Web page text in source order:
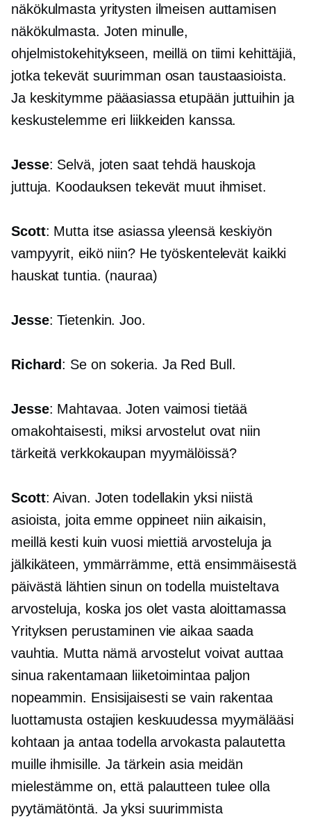
näkökulmasta yritysten ilmeisen auttamisen
näkökulmasta. Joten minulle,
ohjelmistokehitykseen, meillä on tiimi kehittäjiä,
jotka tekevät suurimman osan taustaasioista.
Ja keskitymme pääasiassa etupään juttuihin ja
keskustelemme eri liikkeiden kanssa.
Jesse: Selvä, joten saat tehdä hauskoja
juttuja. Koodauksen tekevät muut ihmiset.
Scott: Mutta itse asiassa yleensä keskiyön
vampyyrit, eikö niin? He työskentelevät kaikki
hauskat tuntia. (nauraa)
Jesse: Tietenkin. Joo.
Richard: Se on sokeria. Ja Red Bull.
Jesse: Mahtavaa. Joten vaimosi tietää
omakohtaisesti, miksi arvostelut ovat niin
tärkeitäverkkokaupan myymälöissä?
Scott: Aivan. Joten todellakin yksi niistä
asioista, joita emme oppineet niin aikaisin,
meillä kesti kuin vuosi miettiä arvosteluja ja
jälkikäteen, ymmärrämme, että ensimmäisestä
päivästä lähtien sinun on todella muisteltava
arvosteluja, koska jos olet vasta aloittamassa
Yrityksen perustaminen vie aikaa saada
vauhtia. Mutta nämä arvostelut voivat auttaa
sinua rakentamaan liiketoimintaa paljon
nopeammin. Ensisijaisesti se vain rakentaa
luottamusta ostajien keskuudessa myymälääsi
kohtaan ja antaa todella arvokasta palautetta
muille ihmisille. Ja tärkein asia meidän
mielestämme on, että palautteen tulee olla
pyytämätöntä. Ja yksi suurimmista